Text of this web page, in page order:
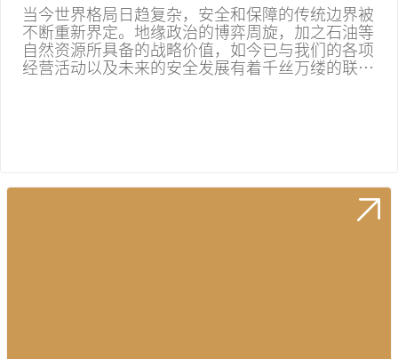
当今世界格局日趋复杂，安全和保障的传统边界被
不断重新界定。地缘政治的博弈周旋，加之石油等
自然资源所具备的战略价值，如今已与我们的各项
经营活动以及未来的安全发展有着千丝万缕的联